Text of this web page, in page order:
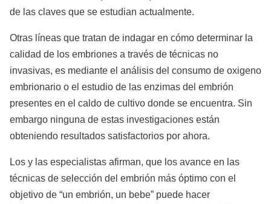
de las claves que se estudian actualmente.
Otras líneas que tratan de indagar en cómo determinar la
calidad de los embriones a través de técnicas no
invasivas, es mediante el análisis del consumo de oxigeno
embrionario o el estudio de las enzimas del embrión
presentes en el caldo de cultivo donde se encuentra. Sin
embargo ninguna de estas investigaciones están
obteniendo resultados satisfactorios por ahora.
Los y las especialistas afirman, que los avance en las
técnicas de selección del embrión más óptimo con el
objetivo de “un embrión, un bebe” puede hacer